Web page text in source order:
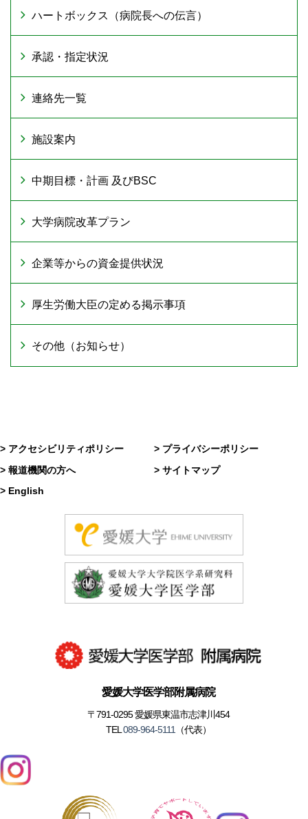
ハートボックス（病院長への伝言）
承認・指定状況
連絡先一覧
施設案内
中期目標・計画 及びBSC
大学病院改革プラン
企業等からの資金提供状況
厚生労働大臣の定める掲示事項
その他（お知らせ）
愛媛大学医学部附属病院
〒791-0295 愛媛県東温市志津川454
TEL 089-964-5111 （代表）
> アクセシビリティポリシー
> プライバシーポリシー
> 報道機関の方へ
> サイトマップ
> English